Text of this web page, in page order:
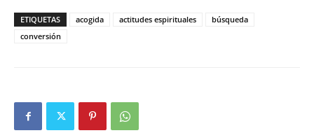
ETIQUETAS acogida actitudes espirituales
búsqueda
conversión